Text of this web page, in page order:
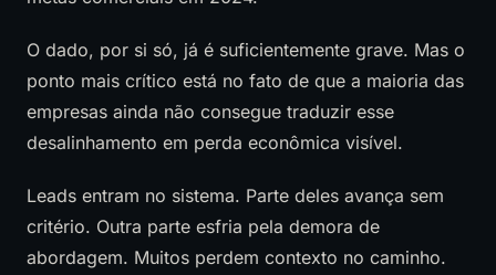
O dado, por si só, já é suficientemente grave. Mas o
ponto mais crítico está no fato de que a maioria das
empresas ainda não consegue traduzir esse
desalinhamento em perda econômica visível.
Leads entram no sistema. Parte deles avança sem
critério. Outra parte esfria pela demora de
abordagem. Muitos perdem contexto no caminho.